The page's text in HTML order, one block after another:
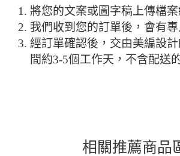
將您的文案或圖字稿上傳檔案
我們收到您的訂單後，會有專
經訂單確認後，交由美編設
間約3-5個工作天，不含配送
相關推薦商品